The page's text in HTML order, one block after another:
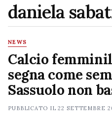
daniela
NEWS
Calcio
segna come
Sassuolo non
PUBBLICATO IL22 SETTEMBRE